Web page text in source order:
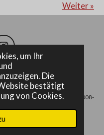
um Ihr
Die
bestätigt
von Cookies.
Weiter»
n
s
t
a
g
r
a
m
Fürstenfeld